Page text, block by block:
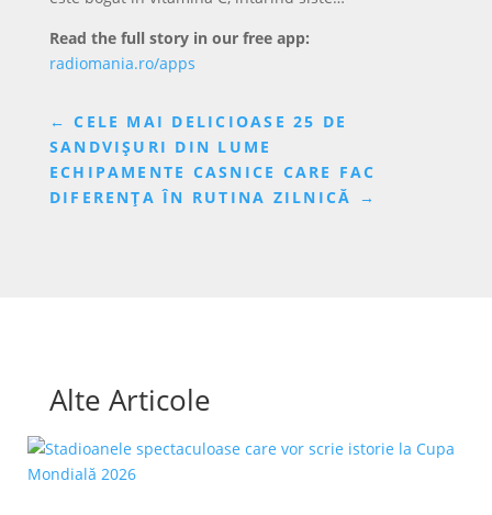
Read the full story in our free app:
radiomania.ro/apps
←CELE MAI DELICIOASE 25 DE
SANDVIȘURI DIN LUME
ECHIPAMENTE CASNICE CARE FAC
DIFERENȚA ÎN RUTINA ZILNICĂ →
Alte Articole